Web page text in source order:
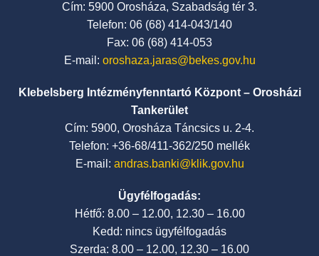
Cím: 5900 Orosháza, Szabadság tér 3.
Telefon: 06 (68) 414-043/140
Fax: 06 (68) 414-053
E-mail: oroshaza.jaras@bekes.gov.hu
Klebelsberg Intézményfenntartó Központ – Orosházi
Tankerület
Cím: 5900, Orosháza Táncsics u. 2-4.
Telefon: +36-68/411-362/250 mellék
E-mail: andras.banki@klik.gov.hu
Ügyfélfogadás:
Hétfő: 8.00 – 12.00, 12.30 – 16.00
Kedd: nincs ügyfélfogadás
Szerda: 8.00 – 12.00, 12.30 – 16.00